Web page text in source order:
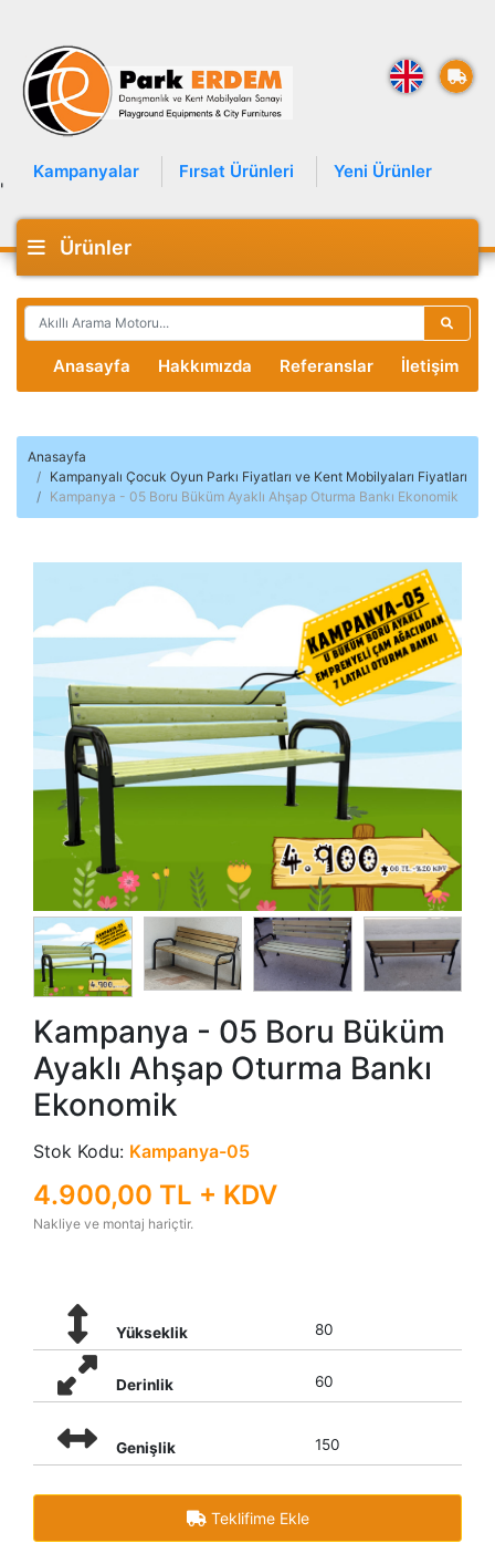
Kampanyalar Fırsat Ürünleri Yeni Ürünler
'
Ürünler
Anasayfa Hakkımızda Referanslar İletişim
Anasayfa
Kampanyalı Çocuk Oyun Parkı Fiyatları ve Kent Mobilyaları Fiyatları
Kampanya - 05 Boru Büküm Ayaklı Ahşap Oturma Bankı Ekonomik
Kampanya - 05 Boru Büküm
Ayaklı Ahşap Oturma Bankı
Ekonomik
Stok Kodu: Kampanya-05
4.900,00 TL + KDV
Nakliye ve montaj hariçtir.
Yükseklik 80
Derinlik 60
Genişlik 150
Teklifime Ekle